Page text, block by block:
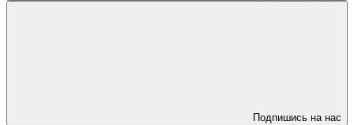
Подпишись на нас